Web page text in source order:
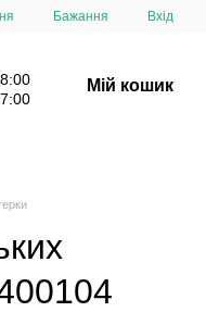
Бажання Вхід
Мій кошик